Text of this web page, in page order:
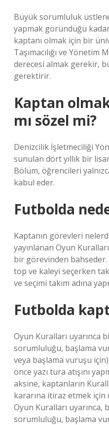
Büyük sorumluluk
yapmak göründüğü
kaptanı olmak için bir
Taşımacılığı ve Yönetim
derecesi almak gerekir,
gerektirir.
Kaptan
mı sözel mi?
Denizcilik İşletmeciliği
sunulan dört yıllık bir
Bölüm, öğrencileri
kabul eder.
Futbolda
Kaptanın görevleri
yayınlanan Oyun
bir görevinden
top ve kaleyi seçerken
ve seçimi takım adına
Futbolda
Oyun Kuralları uyarınca
sorumluluğu, başlama
veya başlama vuruşu
önce yazı tura atışını
aksine, kaptanların
kararına itiraz etmek
Oyun Kuralları uyarınca,
sorumluluğu, başlama